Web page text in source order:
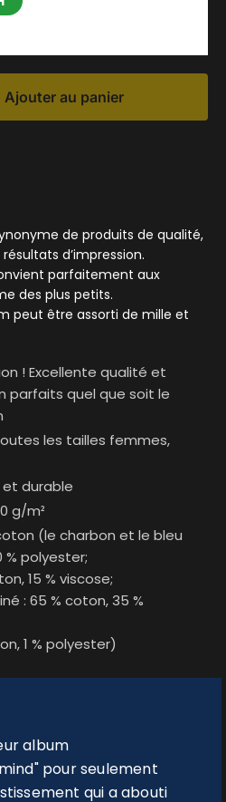
Ajouter au panier
de produits de qualité,
d’impression.
parfaitement aux
des plus petits.
peut être assorti de mille et
! Excellente qualité et
parfaits quel que soit le
les tailles femmes,
durable
g/m²
(le charbon et le bleu
% polyester;
15 % viscose;
: 65 % coton, 35 %
1 % polyester)
album
pour seulement
qui a abouti